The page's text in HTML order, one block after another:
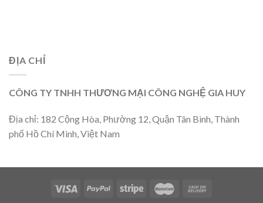
ĐỊA CHỈ
CÔNG TY TNHH THƯƠNG MẠI CÔNG NGHỆ GIA HUY
Địa chỉ: 182 Cộng Hòa, Phường 12, Quận Tân Bình, Thành
phố Hồ Chí Minh, Việt Nam